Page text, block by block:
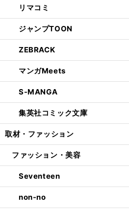
リマコミ
ジャンプTOON
ZEBRACK
マンガMeets
S-MANGA
集英社コミック文庫
取材・ファッション
ファッション・美容
Seventeen
non-no